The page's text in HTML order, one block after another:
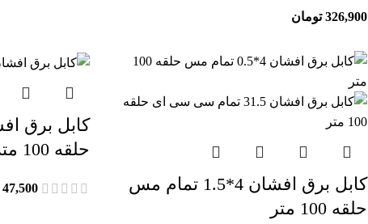
326,900 تومان
کابل برق افشان 4*1.5 تمام مس
حلقه 100 متر
حلقه 100 متر
47,500